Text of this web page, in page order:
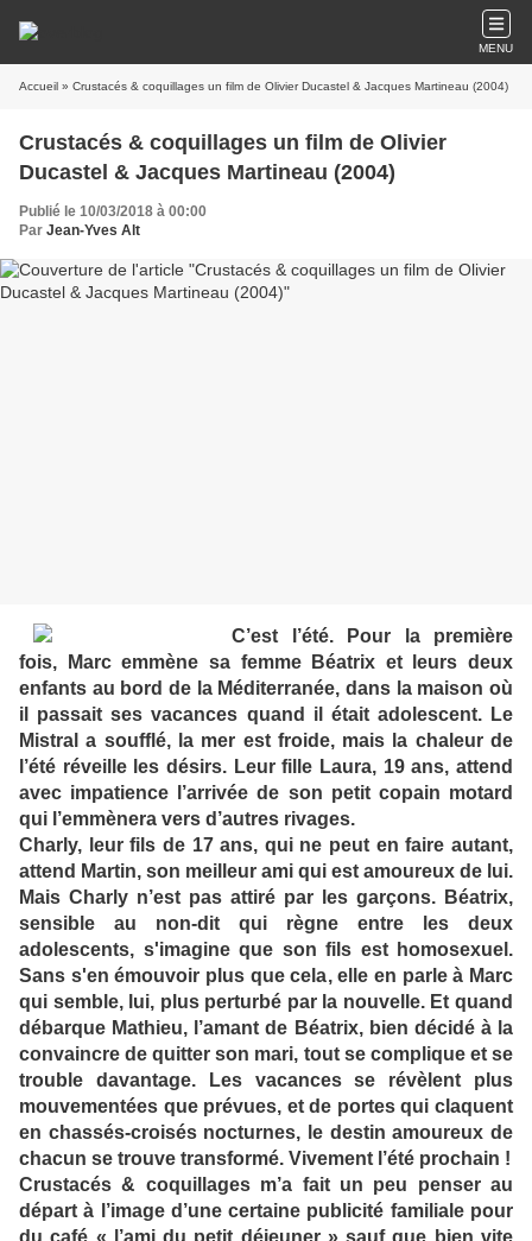
MENU
Accueil » Crustacés & coquillages un film de Olivier Ducastel & Jacques Martineau (2004)
Crustacés & coquillages un film de Olivier
Ducastel & Jacques Martineau (2004)
Publié le 10/03/2018 à 00:00
Par Jean-Yves Alt
C’est l’été. Pour la première
fois, Marc emmène sa femme Béatrix et leurs deux
enfants au bord de la Méditerranée, dans la maison où
il passait ses vacances quand il était adolescent. Le
Mistral a soufflé, la mer est froide, mais la chaleur de
l’été réveille les désirs. Leur fille Laura, 19 ans, attend
avec impatience l’arrivée de son petit copain motard
qui l’emmènera vers d’autres rivages.
Charly, leur fils de 17 ans, qui ne peut en faire autant,
attend Martin, son meilleur ami qui est amoureux de lui.
Mais Charly n’est pas attiré par les garçons. Béatrix,
sensible au non-dit qui règne entre les deux
adolescents, s'imagine que son fils est homosexuel.
Sans s'en émouvoir plus que cela, elle en parle à Marc
qui semble, lui, plus perturbé par la nouvelle. Et quand
débarque Mathieu, l’amant de Béatrix, bien décidé à la
convaincre de quitter son mari, tout se complique et se
trouble davantage. Les vacances se révèlent plus
mouvementées que prévues, et de portes qui claquent
en chassés-croisés nocturnes, le destin amoureux de
chacun se trouve transformé. Vivement l’été prochain !
Crustacés & coquillages m’a fait un peu penser au
départ à l’image d’une certaine publicité familiale pour